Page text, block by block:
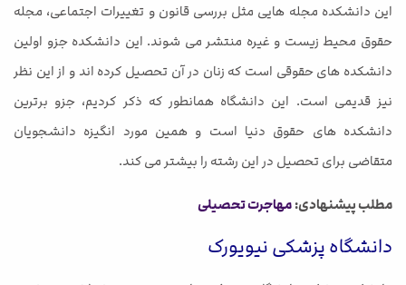
این دانشکده مجله هایی مثل بررسی قانون و تغییرات اجتماعی، مجله
حقوق محیط زیست و غیره منتشر می شوند. این دانشکده جزو اولین
دانشکده های حقوقی است که زنان در آن تحصیل کرده اند و از این نظر
نیز قدیمی است. این دانشگاه همانطور که ذکر کردیم، جزو برترین
دانشکده های حقوق دنیا است و همین مورد انگیزه دانشجویان
متقاضی برای تحصیل در این رشته را بیشتر می کند.
مطلب پیشنهادی:مهاجرت تحصیلی
دانشگاه پزشکی نیویورک